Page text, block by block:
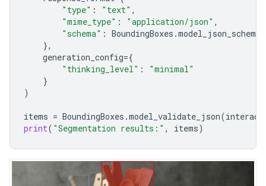
"type" : "text" ,
"mime_type" : "application/json" ,
"schema" : BoundingBoxes .model_json_schema
},
generation_config={
"thinking_level" :
"minimal"
}
)
items = BoundingBoxes .model_validate_json(
print( "Segmentation results:" , items)